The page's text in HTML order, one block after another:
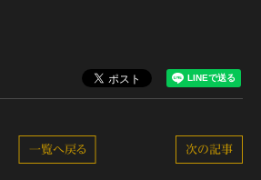
次の記事
一覧へ戻る